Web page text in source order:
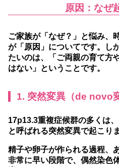
原因：なぜ
ご家族が「なぜ？」と悩み、
が「原因」についてです。し
たいのは、「ご両親の育て方
はない」ということです。
1. 突然変異（de novo
17p13.3重複症候群の多くは
と呼ばれる突然変異で起こりま
精子や卵子が作られる過程、
非常に早い段階で、偶然染色